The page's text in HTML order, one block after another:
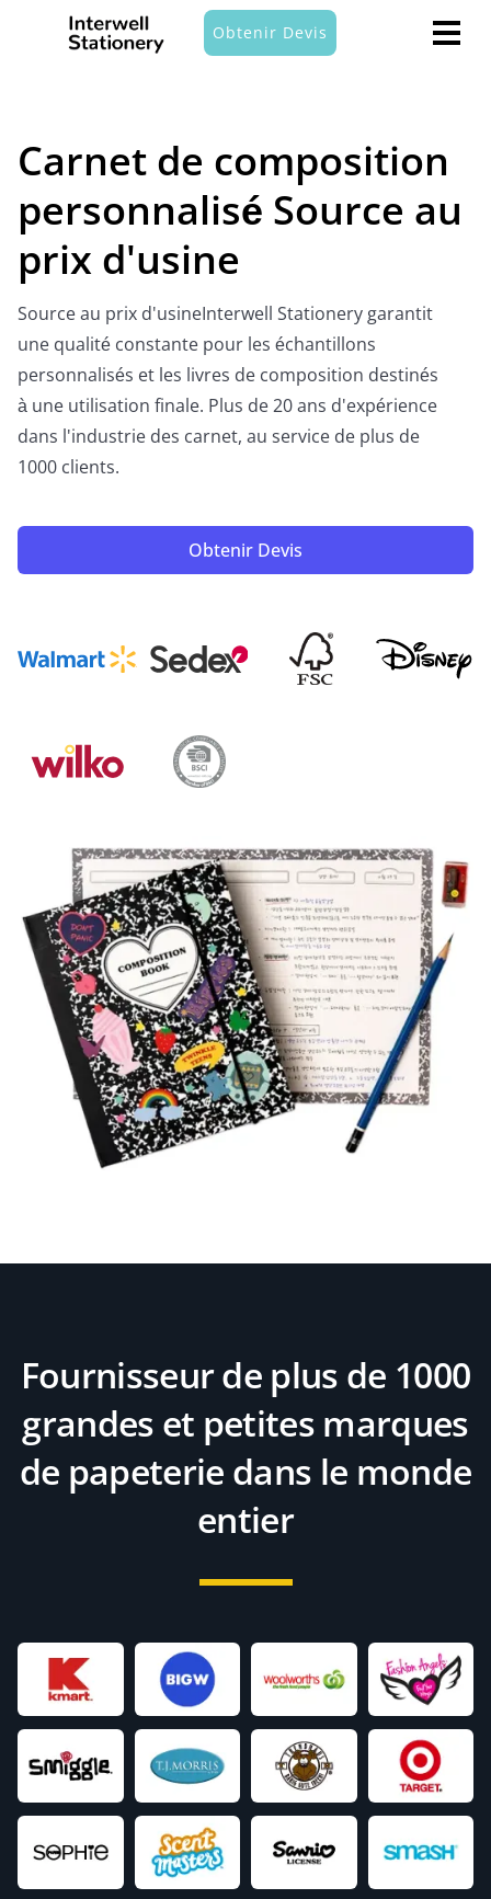
Obtenir Devis
Carnet de composition
personnalisé Source au
prix d'usine
Source au prix d'usineInterwell Stationery garantit
une qualité constante pour les échantillons
personnalisés et les livres de composition destinés
à une utilisation finale. Plus de 20 ans d'expérience
dans l'industrie des carnet, au service de plus de
1000 clients.
Obtenir Devis
Fournisseur de plus de 1000
grandes et petites marques
de papeterie dans le monde
entier